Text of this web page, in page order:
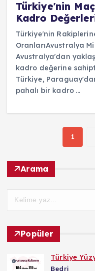
Türkiye'nin Maç
Kadro
Türkiye'nin
OranlarıAvustralya
Avustralya'dan
kadro değerine
Türkiye,
pahalı bir kadro ...
1
Arama
Popüler
Türkiye
Bedri